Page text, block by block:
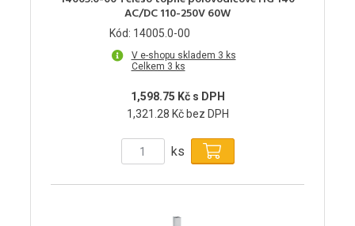
AC/DC 110-250V 60W
Kód: 14005.0-00
V e-shopu skladem 3 ks
Celkem 3 ks
1,598.75 Kč s DPH
1,321.28 Kč bez DPH
ks